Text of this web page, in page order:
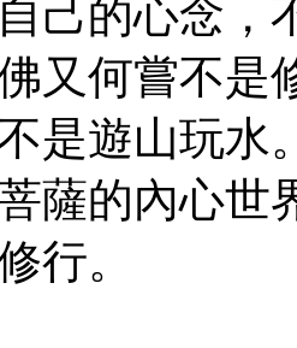
己的心念，
又何嘗不是
是遊山玩水
薩的內心世
行。